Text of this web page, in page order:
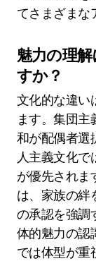
てさまざまな
魅力の理
すか？
文化的な違い
ます。集団
和が配偶者選
人主義文化
が優先されま
は、家族の絆
の承認を強調
体的魅力の認
では体型が重